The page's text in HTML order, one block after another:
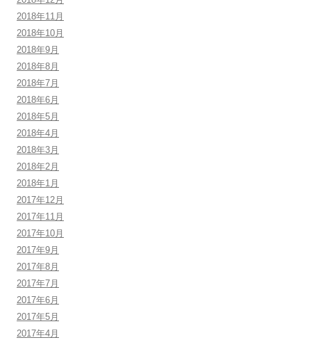
2018年11月
2018年10月
2018年9月
2018年8月
2018年7月
2018年6月
2018年5月
2018年4月
2018年3月
2018年2月
2018年1月
2017年12月
2017年11月
2017年10月
2017年9月
2017年8月
2017年7月
2017年6月
2017年5月
2017年4月